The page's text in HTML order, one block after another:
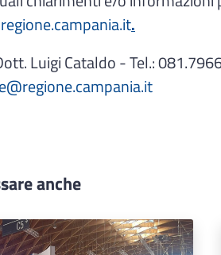
.
Luigi Cataldo - Tel.:
anche